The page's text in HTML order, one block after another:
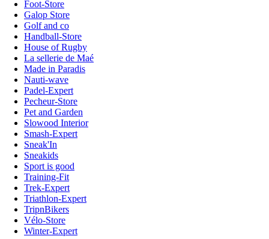
Foot-Store
Galop Store
Golf and co
Handball-Store
House of Rugby
La sellerie de Maé
Made in Paradis
Nauti-wave
Padel-Expert
Pecheur-Store
Pet and Garden
Slowood Interior
Smash-Expert
Sneak'In
Sneakids
Sport is good
Training-Fit
Trek-Expert
Triathlon-Expert
TripnBikers
Vélo-Store
Winter-Expert